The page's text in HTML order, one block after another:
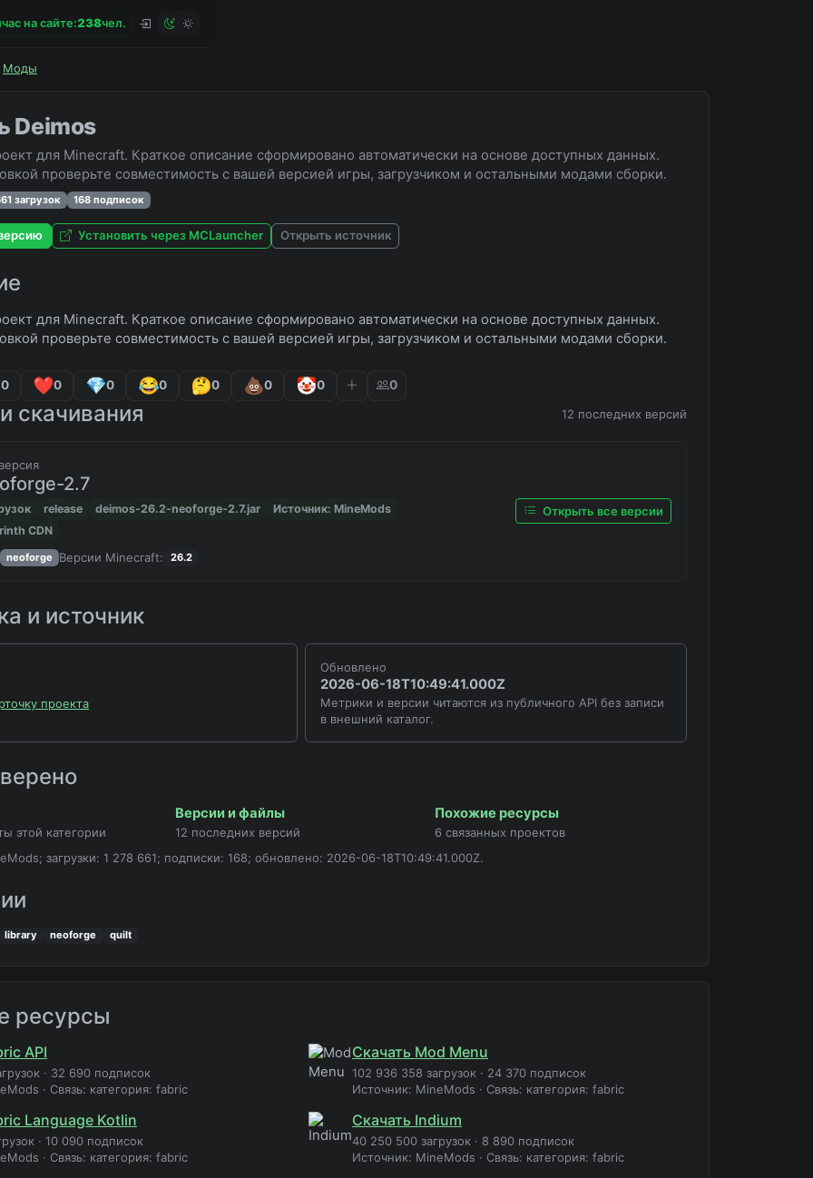
на сайте:238чел.
Моды
Deimos
для Minecraft. Краткое описание сформировано автоматически на основе доступных данных.
проверьте совместимость с вашей версией игры, загрузчиком и остальными модами сборки.
загрузок 168 подписок
Установить через MCLauncher Открыть источник
для Minecraft. Краткое описание сформировано автоматически на основе доступных данных.
проверьте совместимость с вашей версией игры, загрузчиком и остальными модами сборки.
0 0 0 0 0 0 0 0
скачивания 12 последних версий
2.7
release deimos-26.2-neoforge-2.7.jar
Источник: MineMods
CDN
neoforge Версии Minecraft: 26.2
Открыть все версии
и источник
проекта
Обновлено
2026-06-18T10:49:41.000Z
Метрики и версии читаются из публичного API без записи
в внешний каталог.
этой категории
Версии и файлы
12 последних версий
Похожие ресурсы
6 связанных проектов
загрузки: 1 278 661; подписки: 168; обновлено: 2026-06-18T10:49:41.000Z.
library neoforge quilt
ресурсы
API
· 32 690 подписок
· Связь: категория: fabric
Скачать Mod Menu
102 936 358 загрузок · 24 370 подписок
Источник: MineMods · Связь: категория: fabric
Language Kotlin
· 10 090 подписок
· Связь: категория: fabric
Скачать Indium
40 250 500 загрузок · 8 890 подписок
Источник: MineMods · Связь: категория: fabric